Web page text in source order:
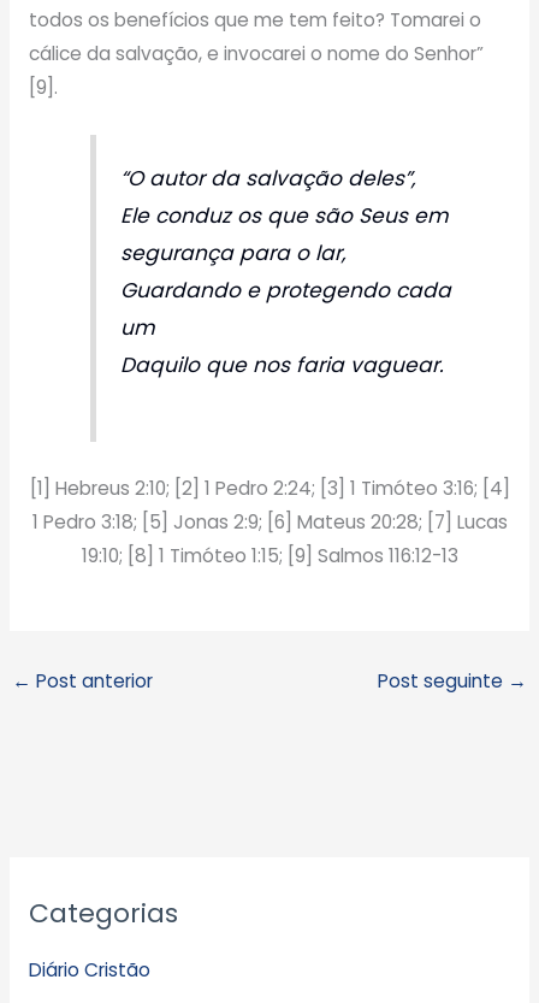
todos os benefícios que me tem feito? Tomarei o
cálice da salvação, e invocarei o nome do Senhor”
[9].
“O autor da salvação deles”,
Ele conduz os que são Seus em
segurança para o lar,
Guardando e protegendo cada
um
Daquilo que nos faria vaguear.
[1] Hebreus 2:10; [2] 1 Pedro 2:24; [3] 1 Timóteo 3:16; [4]
1 Pedro 3:18; [5] Jonas 2:9; [6] Mateus 20:28; [7] Lucas
19:10; [8] 1 Timóteo 1:15; [9] Salmos 116:12-13
← Post anterior Post seguinte →
Categorias
Diário Cristão
r